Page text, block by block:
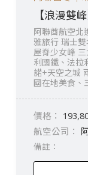
【浪漫雙
阿聯酋航空北
雅旅行 瑞士
屋脊少女峰
利國鐵、法拉
諾+天空之城
國在地美食、